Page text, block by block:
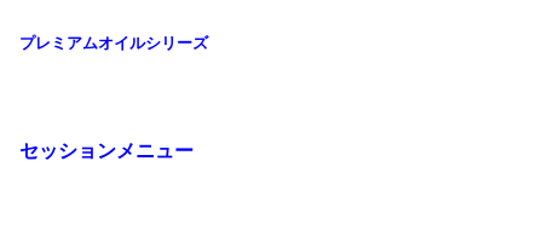
プレミアムオイルシリーズ
セッションメニュー